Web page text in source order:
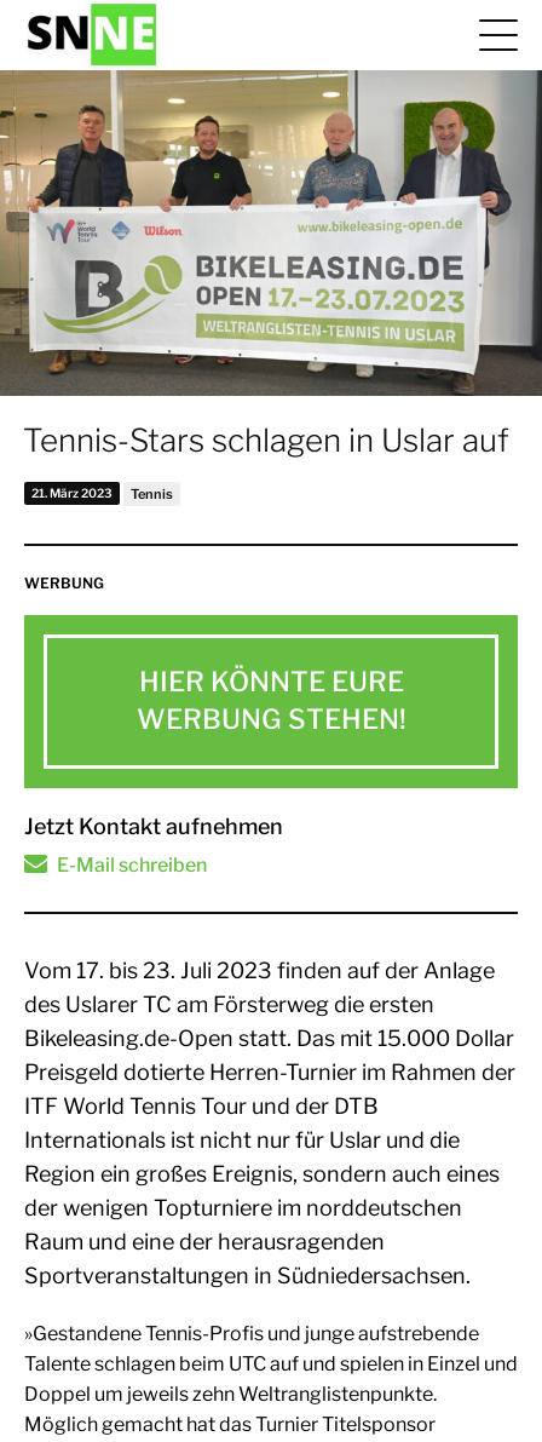
Tennis-Stars schlagen in Uslar auf
21. März 2023 Tennis
WERBUNG
HIER KÖNNTE EURE
WERBUNG STEHEN!
Jetzt Kontakt aufnehmen
E-Mail schreiben
Vom 17. bis 23. Juli 2023 finden auf der Anlage
des Uslarer TC am Försterweg die ersten
Bikeleasing.de-Open statt. Das mit 15.000 Dollar
Preisgeld dotierte Herren-Turnier im Rahmen der
ITF World Tennis Tour und der DTB
Internationals ist nicht nur für Uslar und die
Region ein großes Ereignis, sondern auch eines
der wenigen Topturniere im norddeutschen
Raum und eine der herausragenden
Sportveranstaltungen in Südniedersachsen.
»Gestandene Tennis-Profis und junge aufstrebende
Talente schlagen beim UTC auf und spielen in Einzel und
Doppel um jeweils zehn Weltranglistenpunkte.
Möglich gemacht hat das Turnier Titelsponsor